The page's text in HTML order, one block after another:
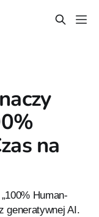
na
Human-
generatywnej AI.